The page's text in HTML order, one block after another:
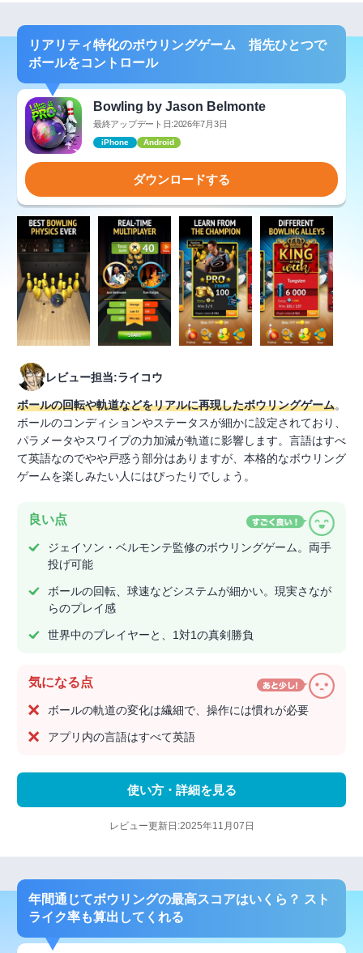
リアリティ特化のボウリングゲーム 指先ひとつで
ボールをコントロール
Bowling by Jason Belmonte
最終アップデート日:2026年7月3日
iPhone Android
ダウンロードする
レビュー担当:ライコウ
ボールの回転や軌道などをリアルに再現したボウリングゲーム。
ボールのコンディションやステータスが細かに設定されており、
パラメータやスワイプの力加減が軌道に影響します。言語はすべ
て英語なのでやや戸惑う部分はありますが、本格的なボウリング
ゲームを楽しみたい人にはぴったりでしょう。
良い点
ジェイソン・ベルモンテ監修のボウリングゲーム。両手
投げ可能
ボールの回転、球速などシステムが細かい。現実さなが
らのプレイ感
世界中のプレイヤーと、1対1の真剣勝負
気になる点
ボールの軌道の変化は繊細で、操作には慣れが必要
アプリ内の言語はすべて英語
使い方・詳細を見る
レビュー更新日:2025年11月07日
年間通じてボウリングの最高スコアはいくら？ スト
ライク率も算出してくれる